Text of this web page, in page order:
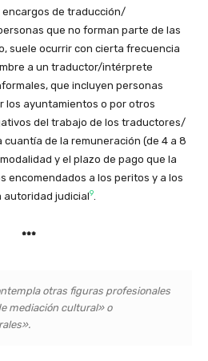
de traducción/
que no forman parte de las
suele ocurrir con cierta frecuencia
a un traductor/intérprete
que incluyen personas
los ayuntamientos o por otros
del trabajo de los traductores/
de la remuneración (de 4 a 8
y el plazo de pago que la
encomendados a los peritos y a los
autoridad judicial9
***
otras figuras profesionales
mediación cultural» o